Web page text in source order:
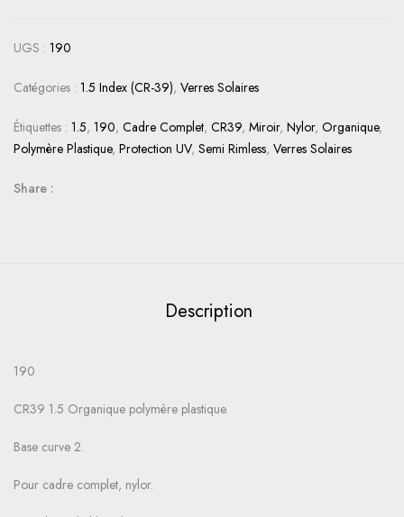
UGS : 190
Catégories : 1.5 Index (CR-39), Verres Solaires
Étiquettes : 1.5, 190, Cadre Complet, CR39, Miroir, Nylor, Organique,
Polymère Plastique, Protection UV, Semi Rimless, Verres Solaires
Share :
Description
190
CR39 1.5 Organique polymère plastique.
Base curve 2.
Pour cadre complet, nylor.